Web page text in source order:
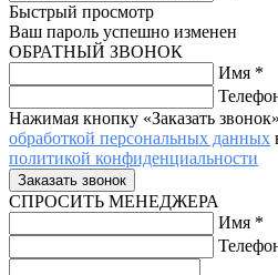
Быстрый просмотр
Ваш пароль успешно изменен
ОБРАТНЫЙ ЗВОНОК
Имя *
Нажимая кнопку «Заказать
обработкой персональных данных
политикой конфиденциальности
СПРОСИТЬ МЕНЕДЖЕРА
Имя *